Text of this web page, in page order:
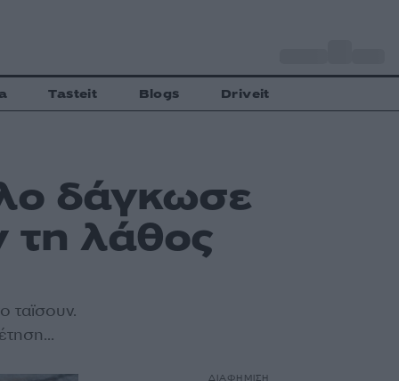
Tasteit Blogs Driveit
δάγκωσε
τη λάθος
ταϊσουν.
ΔΙΑΦΗΜΙΣΗ